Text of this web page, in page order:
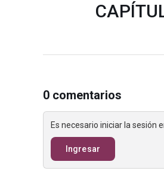
0 comentarios
Es necesario iniciar la sesión
Ingresar